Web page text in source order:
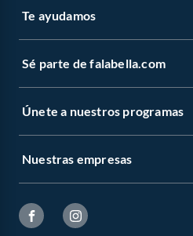
Te ayudamos
Sé parte de falabella.com
Únete a nuestros programas
Nuestras empresas